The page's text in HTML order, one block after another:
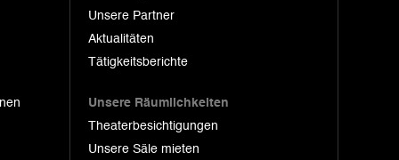
Unsere Partner
Aktualitäten
Tätigkeitsberichte
Unsere Räumlichkeiten
Theaterbesichtigungen
Unsere Säle mieten